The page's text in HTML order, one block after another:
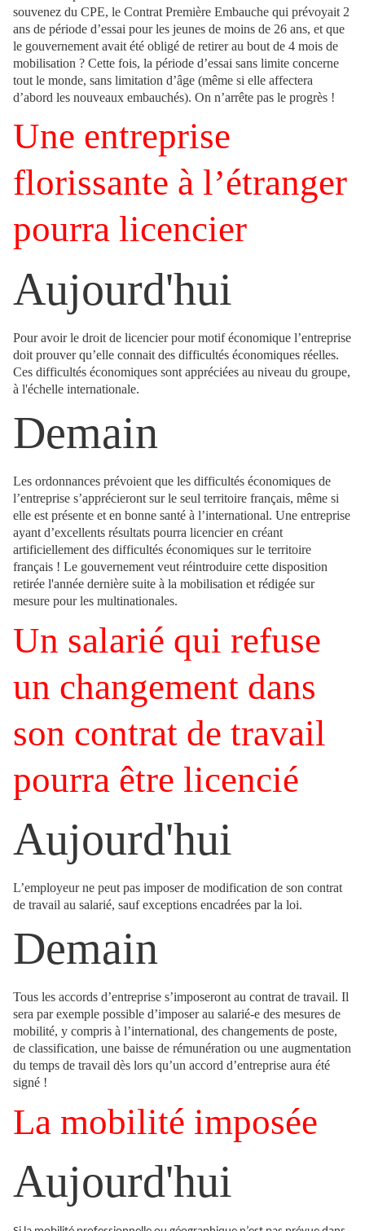
souvenez du CPE, le Contrat Première Embauche qui prévoyait 2
ans de période d’essai pour les jeunes de moins de 26 ans, et que
le gouvernement avait été obligé de retirer au bout de 4 mois de
mobilisation ? Cette fois, la période d’essai sans limite concerne
tout le monde, sans limitation d’âge (même si elle affectera
d’abord les nouveaux embauchés). On n’arrête pas le progrès !
Une entreprise
florissante à l’étranger
pourra licencier
Aujourd'hui
Pour avoir le droit de licencier pour motif économique l’entreprise
doit prouver qu’elle connait des difficultés économiques réelles.
Ces difficultés économiques sont appréciées au niveau du groupe,
à l'échelle internationale.
Demain
Les ordonnances prévoient que les difficultés économiques de
l’entreprise s’apprécieront sur le seul territoire français, même si
elle est présente et en bonne santé à l’international. Une entreprise
ayant d’excellents résultats pourra licencier en créant
artificiellement des difficultés économiques sur le territoire
français ! Le gouvernement veut réintroduire cette disposition
retirée l'année dernière suite à la mobilisation et rédigée sur
mesure pour les multinationales.
Un salarié qui refuse
un changement dans
son contrat de travail
pourra être licencié
Aujourd'hui
L’employeur ne peut pas imposer de modification de son contrat
de travail au salarié, sauf exceptions encadrées par la loi.
Demain
Tous les accords d’entreprise s’imposeront au contrat de travail. Il
sera par exemple possible d’imposer au salarié-e des mesures de
mobilité, y compris à l’international, des changements de poste,
de classification, une baisse de rémunération ou une augmentation
du temps de travail dès lors qu’un accord d’entreprise aura été
signé !
La mobilité imposée
Aujourd'hui